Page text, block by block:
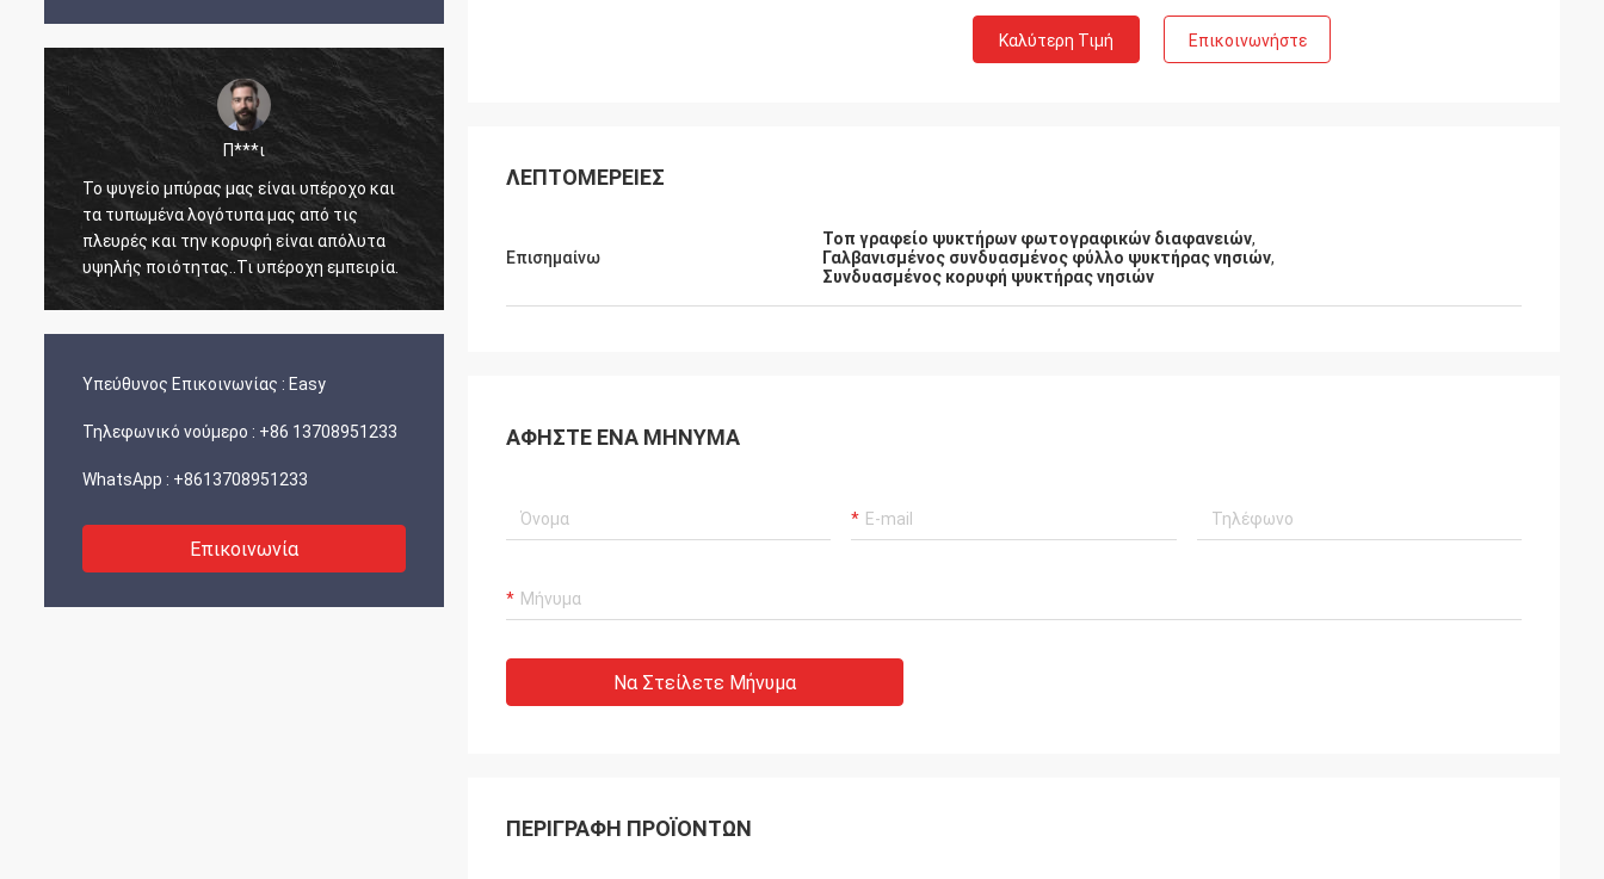
Π***ι
Το ψυγείο μπύρας μας είναι υπέροχο και
τα τυπωμένα λογότυπα μας από τις
πλευρές και την κορυφή είναι απόλυτα
υψηλής ποιότητας..Τι υπέροχη εμπειρία.
Ο Άρνολντ είναι ευχάριστος συνεργάτης,
ετοιμάστηκαν και αποστέλλονται άμεσα
Υπεύθυνος Επικοινωνίας : Easy
Τηλεφωνικό νούμερο : +86 13708951233
WhatsApp : +8613708951233
Επικοινωνία
Καλύτερη Τιμή Επικοινωνήστε
ΛΕΠΤΟΜΈΡΕΙΕΣ
Επισημαίνω
Τοπ γραφείο ψυκτήρων φωτογραφικών διαφανειών,
Γαλβανισμένος συνδυασμένος φύλλο ψυκτήρας νησιών,
Συνδυασμένος κορυφή ψυκτήρας νησιών
ΑΦΉΣΤΕ ΈΝΑ ΜΉΝΥΜΑ
Να Στείλετε Μήνυμα
ΠΕΡΙΓΡΑΦΉ ΠΡΟΪΌΝΤΩΝ